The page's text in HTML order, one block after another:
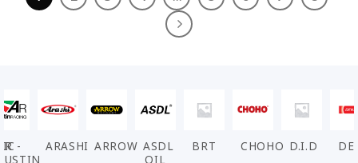
ARROW ASDL
BRT CHOHO D.I.D DENSO